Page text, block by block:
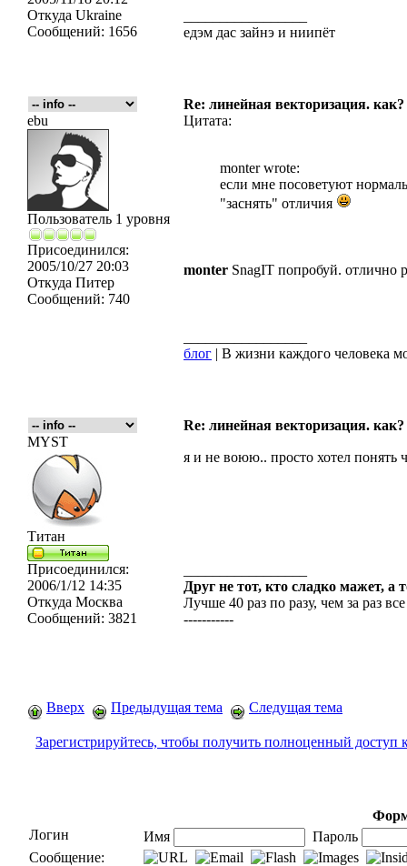
Откуда Ukraine
Сообщений: 1656
едэм дас зайнэ и ниипёт
Re: линейная векторизация. как?
ebu
Пользователь 1 уровня
Присоединился:
2005/10/27 20:03
Откуда Питер
Сообщений: 740
Цитата:
monter wrote:
если мне посоветуют
"заснять" отличия
monter SnagIT попробуй. отлично
блог | В жизни каждого человека
Re: линейная векторизация. как?
MYST
Титан
Присоединился:
2006/1/12 14:35
Откуда Москва
Сообщений: 3821
я и не воюю.. просто хотел понять
Друг не тот, кто сладко мажет, а
Лучше 40 раз по разу, чем за раз
-----------
Вверх Предыдущая тема Следущая тема
Зарегистрируйтесь, чтобы получить полноценный доступ
Логин
Имя
Пароль
Сообщение: